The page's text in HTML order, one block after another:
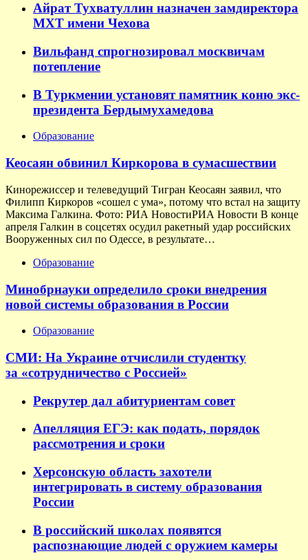
Айрат Тухватуллин назначен замдиректора
МХТ имени Чехова
Вильфанд спрогнозировал москвичам
потепление
В Туркмении установят памятник коню экс-
президента Бердымухамедова
Образование
Кеосаян обвинил Киркорова в сумасшествии
Кинорежиссер и телеведущий Тигран Кеосаян заявил, что
Филипп Киркоров «сошел с ума», потому что встал на защиту
Максима Галкина. Фото: РИА НовостиРИА Новости В конце
апреля Галкин в соцсетях осудил ракетный удар российских
Вооруженных сил по Одессе, в результате…
Образование
Минобрнауки определило сроки внедрения
новой системы образования в России
Образование
СМИ: На Украине отчислили студентку
за «сотрудничество с Россией»
Рекрутер дал абитуриентам совет
Апелляция ЕГЭ: как подать, порядок
рассмотрения и сроки
Херсонскую область захотели
интегрировать в систему образования
России
В российский школах появятся
распознающие людей с оружием камеры